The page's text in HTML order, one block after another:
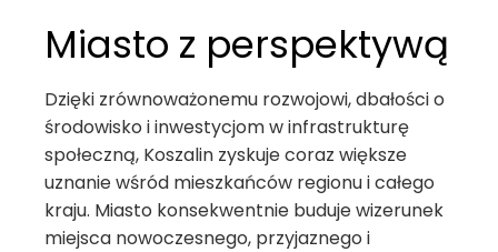
Miasto z perspektywą
Dzięki zrównoważonemu rozwojowi, dbałości o
środowisko i inwestycjom w infrastrukturę
społeczną, Koszalin zyskuje coraz większe
uznanie wśród mieszkańców regionu i całego
kraju. Miasto konsekwentnie buduje wizerunek
miejsca nowoczesnego, przyjaznego i